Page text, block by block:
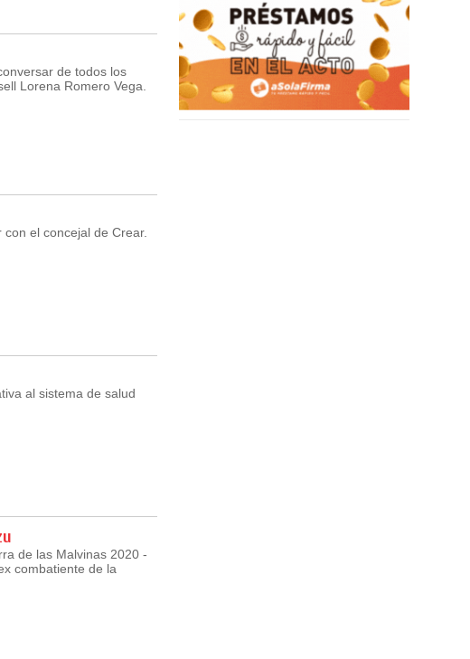
de todos los
Lorena Romero Vega.
el concejal de Crear.
al sistema de salud
de las Malvinas 2020 -
combatiente de la